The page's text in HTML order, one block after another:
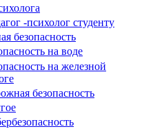
-психолог студенту
безопасность
на воде
на железной
безопасность